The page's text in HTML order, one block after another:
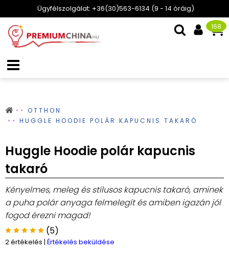
Ügyfélszolgálat: +36(30)563-6134 (9 - 14 óráig)
168
OTTHON
HUGGLE HOODIE POLÁR KAPUCNIS TAKARÓ
Huggle Hoodie polár kapucnis
takaró
Kényelmes, meleg és stílusos kapucnis takaró, aminek
a puha polár anyaga felmelegít és amiben igazán jól
fogod érezni magad!
(5)
2 értékelés | Értékelés beküldése